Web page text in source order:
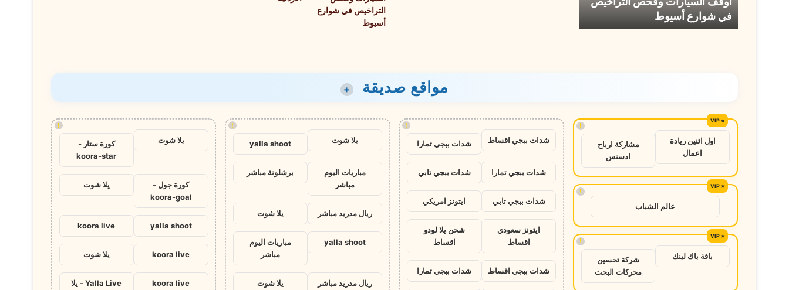
التراخيص
في
شوارع
في شوارع أسيوط
التراخيص في شوارع
أسيوط
مواقع صديقة +
!
اول اثنين ريادة
اعمال
مشاركة ارباح
ادسنس
!
عالم الشباب
!
باقة باك لينك
شركة تحسين
محركات البحث
!
شدات ببجي اقساط شدات ببجي تمارا
شدات ببجي تمارا شدات ببجي تابي
شدات ببجي تابي ايتونز امريكي
ايتونز سعودي
اقساط
شحن يلا لودو
اقساط
شدات ببجي اقساط شدات ببجي تمارا
!
يلا شوت yalla shoot
مباريات اليوم
مباشر
برشلونة مباشر
ريال مدريد مباشر يلا شوت
yalla shoot
مباريات اليوم
مباشر
ريال مدريد مباشر يلا شوت
!
يلا شوت
كورة ستار -
koora-star
كورة جول -
koora-goal
يلا شوت
yalla shoot
koora live
koora live يلا شوت
koora live
Yalla Live - يلا